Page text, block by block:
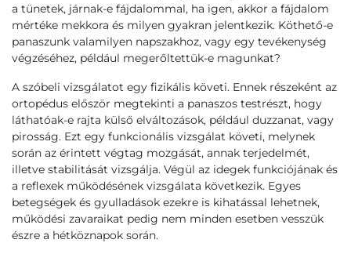
a tünetek, járnak-e fájdalommal, ha igen, akkor a fájdalom
mértéke mekkora és milyen gyakran jelentkezik. Köthető-e
panaszunk valamilyen napszakhoz, vagy egy tevékenység
végzéséhez, például megerőltettük-e magunkat?
A szóbeli vizsgálatot egy fizikális követi. Ennek részeként az
ortopédus először megtekinti a panaszos testrészt, hogy
láthatóak-e rajta külső elváltozások, például duzzanat, vagy
pirosság. Ezt egy funkcionális vizsgálat követi, melynek
során az érintett végtag mozgását, annak terjedelmét,
illetve stabilitását vizsgálja. Végül az idegek funkciójának és
a reflexek működésének vizsgálata következik. Egyes
betegségek és gyulladások ezekre is kihatással lehetnek,
működési zavaraikat pedig nem minden esetben vesszük
észre a hétköznapok során.